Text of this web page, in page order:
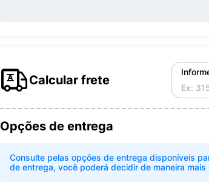
Calcular frete
Opções de entrega
Consulte pelas opções de entrega disponíveis
de entrega, você poderá decidir de maneira mais